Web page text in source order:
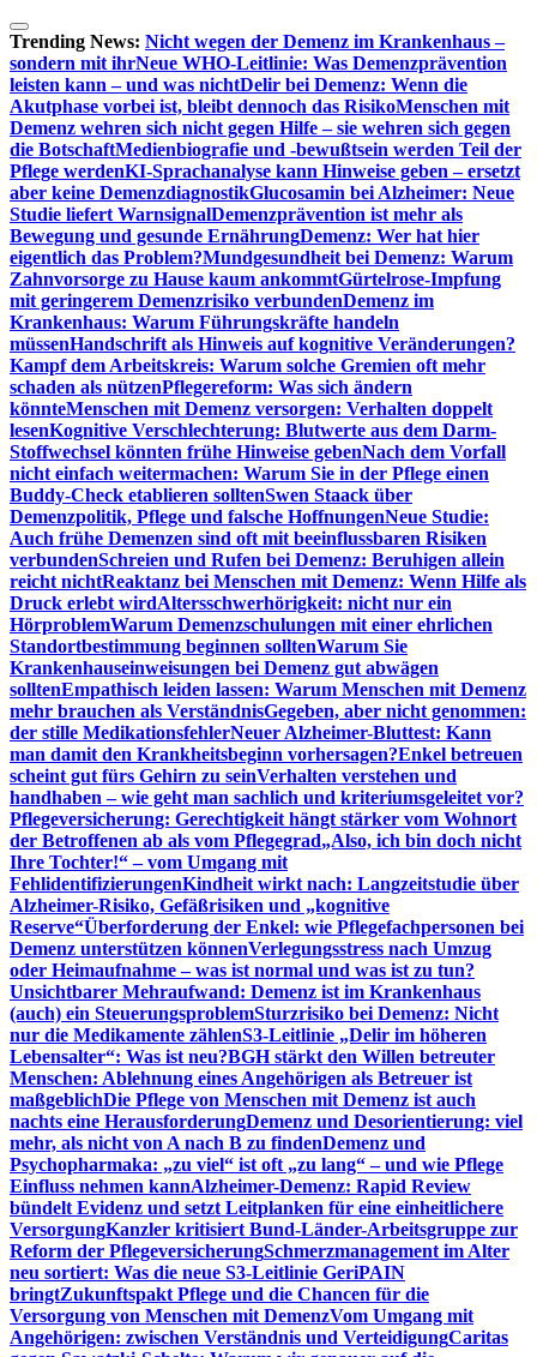
Zum
Inhalt
springen
Trending News: Nicht wegen der Demenz im Krankenhaus –
sondern mit ihrNeue WHO-Leitlinie: Was Demenzprävention
leisten kann – und was nichtDelir bei Demenz: Wenn die
Akutphase vorbei ist, bleibt dennoch das RisikoMenschen mit
Demenz wehren sich nicht gegen Hilfe – sie wehren sich gegen
die BotschaftMedienbiografie und -bewußtsein werden Teil der
Pflege werdenKI-Sprachanalyse kann Hinweise geben – ersetzt
aber keine DemenzdiagnostikGlucosamin bei Alzheimer: Neue
Studie liefert WarnsignalDemenzprävention ist mehr als
Bewegung und gesunde ErnährungDemenz: Wer hat hier
eigentlich das Problem?Mundgesundheit bei Demenz: Warum
Zahnvorsorge zu Hause kaum ankommtGürtelrose-Impfung
mit geringerem Demenzrisiko verbundenDemenz im
Krankenhaus: Warum Führungskräfte handeln
müssenHandschrift als Hinweis auf kognitive Veränderungen?
Kampf dem Arbeitskreis: Warum solche Gremien oft mehr
schaden als nützenPflegereform: Was sich ändern
könnteMenschen mit Demenz versorgen: Verhalten doppelt
lesenKognitive Verschlechterung: Blutwerte aus dem Darm-
Stoffwechsel könnten frühe Hinweise gebenNach dem Vorfall
nicht einfach weitermachen: Warum Sie in der Pflege einen
Buddy-Check etablieren solltenSwen Staack über
Demenzpolitik, Pflege und falsche HoffnungenNeue Studie:
Auch frühe Demenzen sind oft mit beeinflussbaren Risiken
verbundenSchreien und Rufen bei Demenz: Beruhigen allein
reicht nichtReaktanz bei Menschen mit Demenz: Wenn Hilfe als
Druck erlebt wirdAltersschwerhörigkeit: nicht nur ein
HörproblemWarum Demenzschulungen mit einer ehrlichen
Standortbestimmung beginnen solltenWarum Sie
Krankenhauseinweisungen bei Demenz gut abwägen
solltenEmpathisch leiden lassen: Warum Menschen mit Demenz
mehr brauchen als VerständnisGegeben, aber nicht genommen:
der stille MedikationsfehlerNeuer Alzheimer-Bluttest: Kann
man damit den Krankheitsbeginn vorhersagen?Enkel betreuen
scheint gut fürs Gehirn zu seinVerhalten verstehen und
handhaben – wie geht man sachlich und kriteriumsgeleitet vor?
Pflegeversicherung: Gerechtigkeit hängt stärker vom Wohnort
der Betroffenen ab als vom Pflegegrad„Also, ich bin doch nicht
Ihre Tochter!“ – vom Umgang mit
FehlidentifizierungenKindheit wirkt nach: Langzeitstudie über
Alzheimer-Risiko, Gefäßrisiken und „kognitive
Reserve“Überforderung der Enkel: wie Pflegefachpersonen bei
Demenz unterstützen könnenVerlegungsstress nach Umzug
oder Heimaufnahme – was ist normal und was ist zu tun?
Unsichtbarer Mehraufwand: Demenz ist im Krankenhaus
(auch) ein SteuerungsproblemSturzrisiko bei Demenz: Nicht
nur die Medikamente zählenS3-Leitlinie „Delir im höheren
Lebensalter“: Was ist neu?BGH stärkt den Willen betreuter
Menschen: Ablehnung eines Angehörigen als Betreuer ist
maßgeblichDie Pflege von Menschen mit Demenz ist auch
nachts eine HerausforderungDemenz und Desorientierung: viel
mehr, als nicht von A nach B zu findenDemenz und
Psychopharmaka: „zu viel“ ist oft „zu lang“ – und wie Pflege
Einfluss nehmen kannAlzheimer-Demenz: Rapid Review
bündelt Evidenz und setzt Leitplanken für eine einheitlichere
VersorgungKanzler kritisiert Bund-Länder-Arbeitsgruppe zur
Reform der PflegeversicherungSchmerzmanagement im Alter
neu sortiert: Was die neue S3-Leitlinie GeriPAIN
bringtZukunftspakt Pflege und die Chancen für die
Versorgung von Menschen mit DemenzVom Umgang mit
Angehörigen: zwischen Verständnis und VerteidigungCaritas